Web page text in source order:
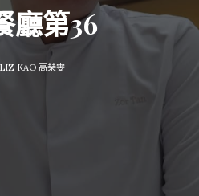
廳第36
LIZ KAO 高琹雯